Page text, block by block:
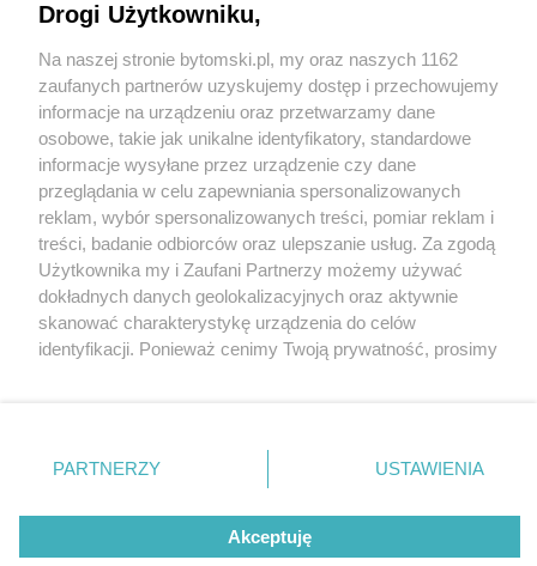
Wydawca mediów lokalnych
Nie zapomnij
zapoznać się z:
polityką prywatności regulamin korzystania z portali
Twojemiasto
Piekary Śląskie
Chorzów
Tarnowskie Góry
Gliwice
Skontaktuj sięz nami
Kontakt
Wydawca
Pogoda
Drogi Użytkowniku,
Na naszej stronie bytomski.pl, my oraz naszych 1162
zaufanych partnerów uzyskujemy dostęp i przechowujemy
informacje na urządzeniu oraz przetwarzamy dane
osobowe, takie jak unikalne identyfikatory, standardowe
informacje wysyłane przez urządzenie czy dane
przeglądania w celu zapewniania spersonalizowanych
reklam, wybór spersonalizowanych treści, pomiar reklam i
treści, badanie odbiorców oraz ulepszanie usług. Za zgodą
Użytkownika my i Zaufani Partnerzy możemy używać
dokładnych danych geolokalizacyjnych oraz aktywnie
skanować charakterystykę urządzenia do celów
identyfikacji. Ponieważ cenimy Twoją prywatność, prosimy
prywatności znajdujący się w lewym dolnym rogu strony
. Niektóre rodzaje przetwarzania danych nie wymagają
zgody użytkownika, ale masz prawo sprzeciwić się
takiemu przetwarzaniu. Preferencje będą miały
PARTNERZY USTAWIENIA
Akceptuję